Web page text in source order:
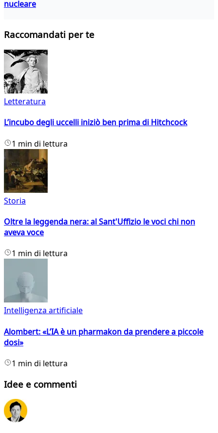
nucleare
Raccomandati per te
Letteratura
L’incubo degli uccelli iniziò ben prima di Hitchcock
1 min di lettura
Storia
Oltre la leggenda nera: al Sant'Uffizio le voci chi non
aveva voce
1 min di lettura
Intelligenza artificiale
Alombert: «L’IA è un pharmakon da prendere a piccole
dosi»
1 min di lettura
Idee e commenti